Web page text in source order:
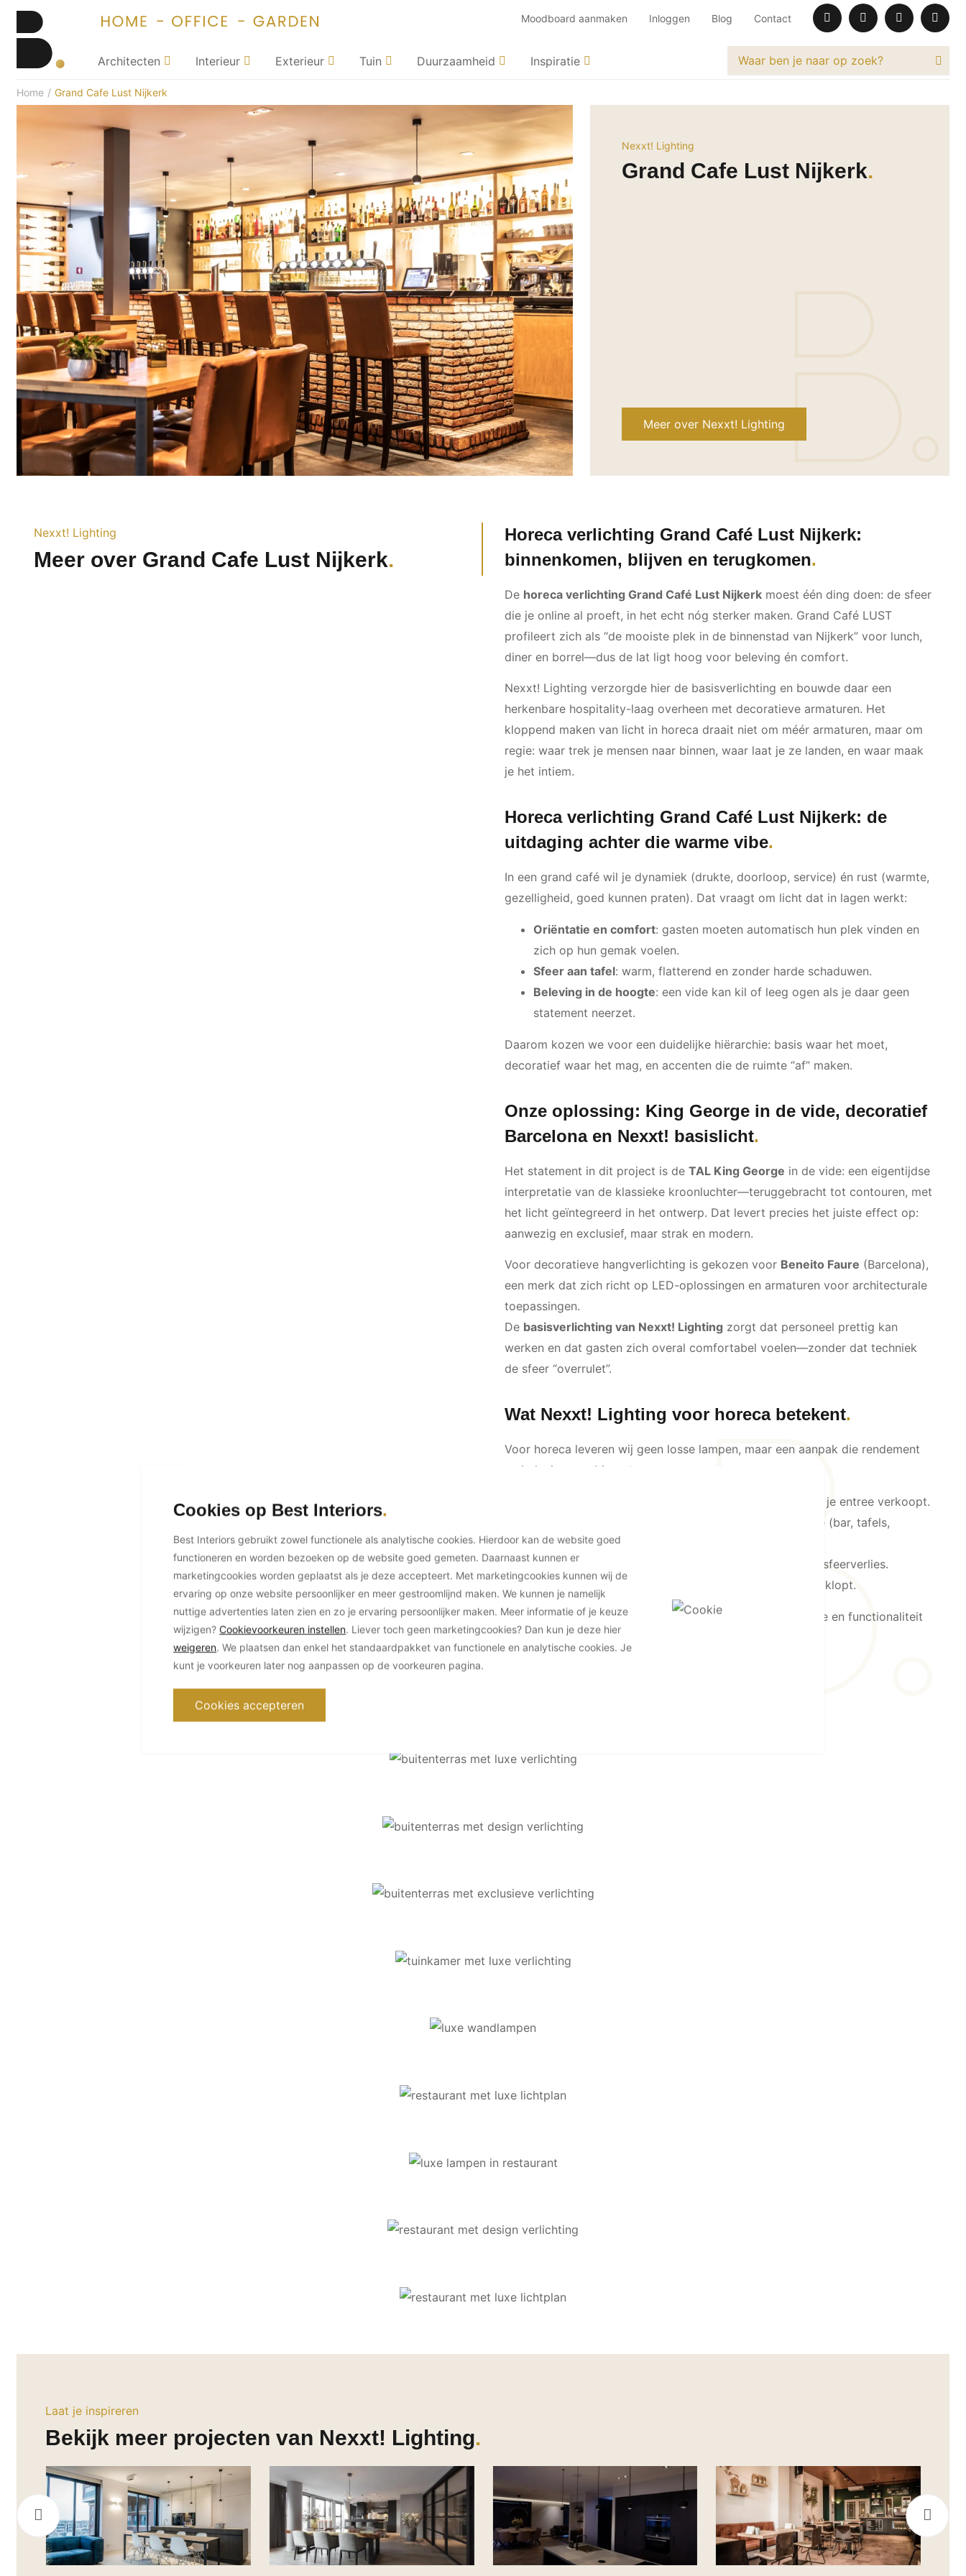
Moodboard aanmaken Inloggen Blog Contact
Architecten Interieur Exterieur Tuin Duurzaamheid Inspiratie
Home / Grand Cafe Lust Nijkerk
Nexxt! Lighting
Grand Cafe Lust Nijkerk
Meer over Nexxt! Lighting
Nexxt! Lighting
Meer over Grand Cafe Lust Nijkerk
Horeca verlichting Grand Café Lust Nijkerk:
binnenkomen, blijven en terugkomen
De horeca verlichting Grand Café Lust Nijkerk moest één ding doen: de sfeer
die je online al proeft, in het echt nóg sterker maken. Grand Café LUST
profileert zich als “de mooiste plek in de binnenstad van Nijkerk” voor lunch,
diner en borrel—dus de lat ligt hoog voor beleving én comfort.
Nexxt! Lighting verzorgde hier de basisverlichting en bouwde daar een
herkenbare hospitality-laag overheen met decoratieve armaturen. Het
kloppend maken van licht in horeca draait niet om méér armaturen, maar om
regie: waar trek je mensen naar binnen, waar laat je ze landen, en waar maak
je het intiem.
Horeca verlichting Grand Café Lust Nijkerk: de
uitdaging achter die warme vibe
In een grand café wil je dynamiek (drukte, doorloop, service) én rust (warmte,
gezelligheid, goed kunnen praten). Dat vraagt om licht dat in lagen werkt:
Oriëntatie en comfort: gasten moeten automatisch hun plek vinden en
zich op hun gemak voelen.
Sfeer aan tafel: warm, flatterend en zonder harde schaduwen.
Beleving in de hoogte: een vide kan kil of leeg ogen als je daar geen
statement neerzet.
Daarom kozen we voor een duidelijke hiërarchie: basis waar het moet,
decoratief waar het mag, en accenten die de ruimte “af” maken.
Onze oplossing: King George in de vide, decoratief
Barcelona en Nexxt! basislicht
Het statement in dit project is de TAL King George in de vide: een eigentijdse
interpretatie van de klassieke kroonluchter—teruggebracht tot contouren, met
het licht geïntegreerd in het ontwerp. Dat levert precies het juiste effect op:
aanwezig en exclusief, maar strak en modern.
Voor decoratieve hangverlichting is gekozen voor Beneito Faure (Barcelona),
een merk dat zich richt op LED-oplossingen en armaturen voor architecturale
toepassingen.
De basisverlichting van Nexxt! Lighting zorgt dat personeel prettig kan
werken en dat gasten zich overal comfortabel voelen—zonder dat techniek
de sfeer “overrulet”.
Wat Nexxt! Lighting voor horeca betekent
Voor horeca leveren wij geen losse lampen, maar een aanpak die rendement
en beleving combineert:
: licht dat vanaf buiten “zuigt” en je entree verkoopt.
: warm, gelaagd, en consistent per zone (bar, tafels,
routing).
Werkbaarheid
: voldoende licht voor service, zonder sfeerverlies.
Rust in het beeld
: geen licht-chaos, wel een plan dat klopt.
Wil je dat jouw zaak dezelfde mix krijgt van warmte, klasse en functionaliteit
—zonder gedoe? Dan maken we het graag concreet.
Laat je inspireren
Bekijk meer projecten van Nexxt! Lighting
Cookies op Best Interiors
Best Interiors gebruikt zowel functionele als analytische cookies. Hierdoor kan de website goed
functioneren en worden bezoeken op de website goed gemeten. Daarnaast kunnen er
marketingcookies worden geplaatst als je deze accepteert. Met marketingcookies kunnen wij de
ervaring op onze website persoonlijker en meer gestroomlijnd maken. We kunnen je namelijk
nuttige advertenties laten zien en zo je ervaring persoonlijker maken. Meer informatie of je keuze
wijzigen? Cookievoorkeuren instellen. Liever toch geen marketingcookies? Dan kun je deze hier
weigeren. We plaatsen dan enkel het standaardpakket van functionele en analytische cookies. Je
kunt je voorkeuren later nog aanpassen op de voorkeuren pagina.
Cookies accepteren